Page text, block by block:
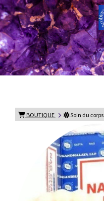
BOUTIQUE Soin du corps